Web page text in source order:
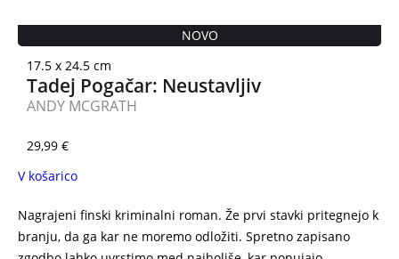
NOVO
17.5 x 24.5 cm
Tadej Pogačar: Neustavljiv
ANDY MCGRATH
29,99 €
V košarico
Nagrajeni finski kriminalni roman. Že prvi stavki pritegnejo k
branju, da ga kar ne moremo odložiti. Spretno zapisano